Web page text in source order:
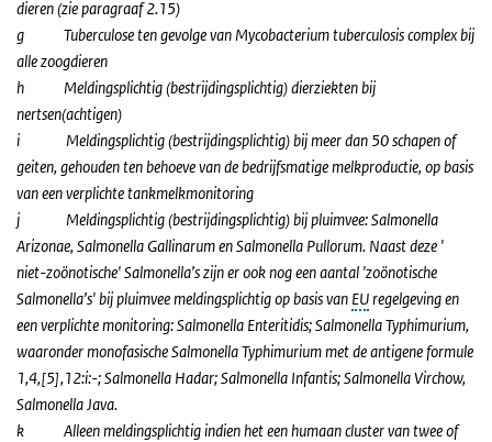
dieren (zie paragraaf 2.15)
g Tuberculose ten gevolge van Mycobacterium tuberculosis complex bij
alle zoogdieren
h Meldingsplichtig (bestrijdingsplichtig) dierziekten bij
nertsen(achtigen)
i Meldingsplichtig (bestrijdingsplichtig) bij meer dan 50 schapen of
geiten, gehouden ten behoeve van de bedrijfsmatige melkproductie, op basis
van een verplichte tankmelkmonitoring
j Meldingsplichtig (bestrijdingsplichtig) bij pluimvee: Salmonella
Arizonae, Salmonella Gallinarum en Salmonella Pullorum. Naast deze '
niet-zoönotische' Salmonella’s zijn er ook nog een aantal 'zoönotische
Salmonella’s' bij pluimvee meldingsplichtig op basis van EUregelgeving en
een verplichte monitoring: Salmonella Enteritidis; Salmonella Typhimurium,
waaronder monofasische Salmonella Typhimurium met de antigene formule
1,4,[5],12:i:-; Salmonella Hadar; Salmonella Infantis; Salmonella Virchow,
Salmonella Java.
k Alleen meldingsplichtig indien het een humaan cluster van twee of